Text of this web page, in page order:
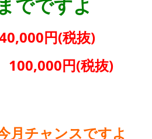
円(税抜)
100,000円(税抜)
月チャンスですよ